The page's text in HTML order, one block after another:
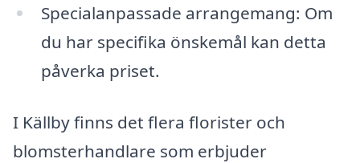
Specialanpassade arrangemang: Om
du har specifika önskemål kan detta
påverka priset.
I Källby finns det flera florister och
blomsterhandlare som erbjuder